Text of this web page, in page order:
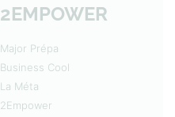
2EMPOWER
Major Prépa
Business Cool
La Méta
2Empower